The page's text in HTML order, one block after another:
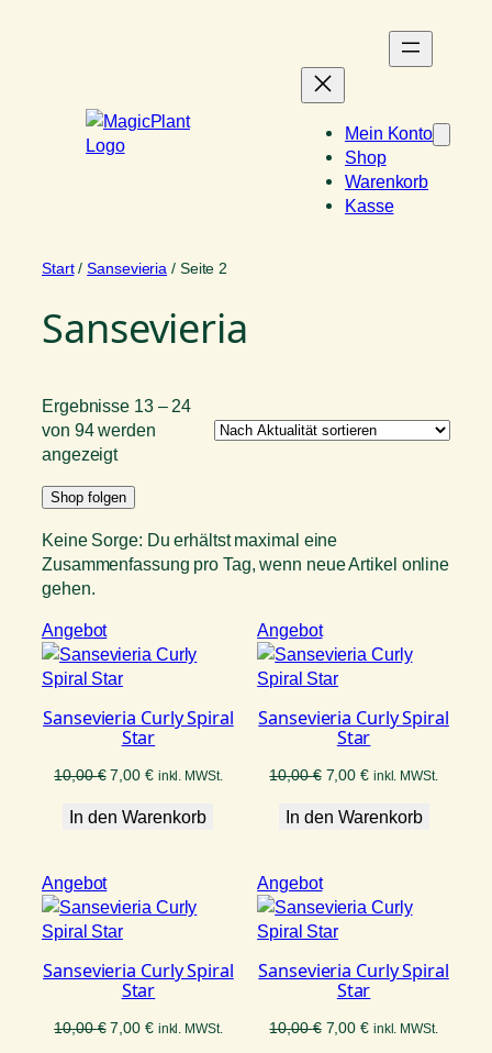
Mein Konto
Shop
Warenkorb
Kasse
Start/Sansevieria / Seite 2
Sansevieria
Ergebnisse 13 – 24
von 94 werden
angezeigtNach
sortiert
Shop folgen
Keine Sorge: Du erhältst maximal eine
Zusammenfassung pro Tag, wenn neue Artikel online
gehen.
AngebotProdukt
im
Angebot
Sansevieria Curly Spiral
Star
10,00€ Ursprünglicher
war:
7,00 €Aktueller
ist:
inkl. MWSt.
In den Warenkorb
AngebotProdukt
im
Angebot
Sansevieria Curly Spiral
Star
10,00€ Ursprünglicher
war:
7,00€Aktueller
ist:
inkl. MWSt.
In den Warenkorb
AngebotProdukt
im
Angebot
Sansevieria Curly Spiral
Star
10,00€ Ursprünglicher
7,00 €Aktueller
inkl. MWSt.
AngebotProdukt
im
Angebot
Sansevieria Curly Spiral
Star
10,00€ Ursprünglicher
7,00€Aktueller
inkl. MWSt.